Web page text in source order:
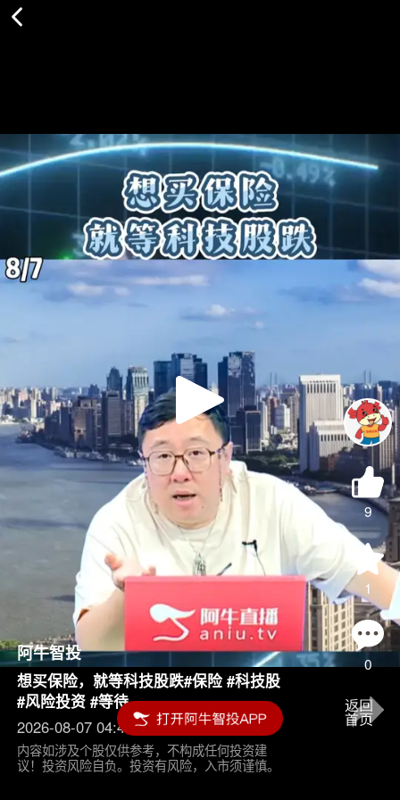
Play
Video
9
1
0
阿牛智投
想买保险，就等科技股跌#保险 #科技股
#风险投资 #等待
2026-08-07 04:45
内容如涉及个股仅供参考，不构成任何投资建
议！投资风险自负。投资有风险，入市须谨慎。